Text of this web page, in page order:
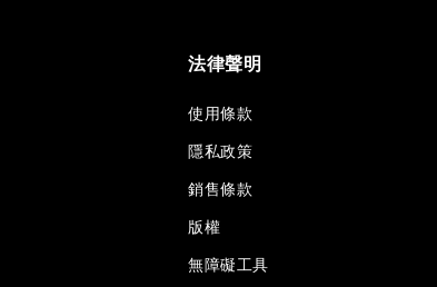
法律聲明
使用條款
隱私政策
銷售條款
版權
無障礙工具